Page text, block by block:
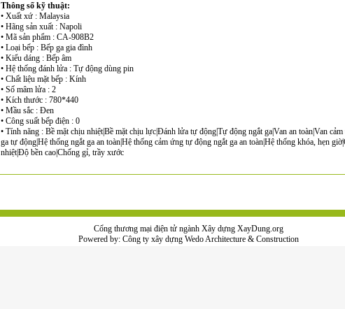
Thông số kỹ thuật:
• Xuất xứ : Malaysia
• Hãng sản xuất : Napoli
• Mã sản phẩm : CA-908B2
• Loại bếp : Bếp ga gia đình
• Kiểu dáng : Bếp âm
• Hệ thống đánh lửa : Tự động dùng pin
• Chất liệu mặt bếp : Kính
• Số mâm lửa : 2
• Kích thước : 780*440
• Mầu sắc : Đen
• Công suất bếp điện : 0
• Tính năng : Bề mặt chịu nhiệt|Bề mặt chịu lực|Đánh lửa tự động|Tự động ngắt ga|Van an toàn|Van cảm
ga tự động|Hệ thống ngắt ga an toàn|Hệ thống cảm ứng tự động ngắt ga an toàn|Hệ thống khóa, hẹn
nhiệt|Độ bền cao|Chống gỉ, trầy xước
Cổng thương mại điện tử ngành Xây dựng XayDung.org
Powered by: Công ty xây dựngWedo Architecture & Construction